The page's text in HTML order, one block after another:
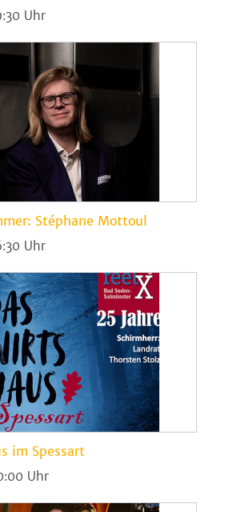
Stéphane Mottoul
im Spessart